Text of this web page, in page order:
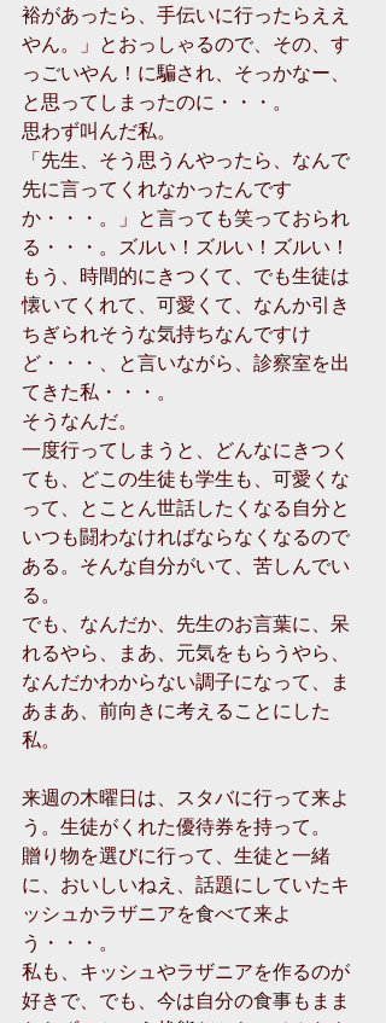
裕があったら、手伝いに行ったらええ
やん。」とおっしゃるので、その、す
っごいやん！に騙され、そっかなー、
と思ってしまったのに・・・。
思わず叫んだ私。
「先生、そう思うんやったら、なんで
先に言ってくれなかったんです
か・・・。」と言っても笑っておられ
る・・・。ズルい！ズルい！ズルい！
もう、時間的にきつくて、でも生徒は
懐いてくれて、可愛くて、なんか引き
ちぎられそうな気持ちなんですけ
ど・・・、と言いながら、診察室を出
てきた私・・・。
そうなんだ。
一度行ってしまうと、どんなにきつく
ても、どこの生徒も学生も、可愛くな
って、とことん世話したくなる自分と
いつも闘わなければならなくなるので
ある。そんな自分がいて、苦しんでい
る。
でも、なんだか、先生のお言葉に、呆
れるやら、まあ、元気をもらうやら、
なんだかわからない調子になって、ま
あまあ、前向きに考えることにした
私。
来週の木曜日は、スタバに行って来よ
う。生徒がくれた優待券を持って。
贈り物を選びに行って、生徒と一緒
に、おいしいねえ、話題にしていたキ
ッシュかラザニアを食べて来よ
う・・・。
私も、キッシュやラザニアを作るのが
好きで、でも、今は自分の食事もまま